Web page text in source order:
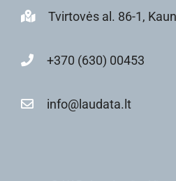
Tvirtovės al. 86-1,
+370 (630) 00453
info@laudata.lt